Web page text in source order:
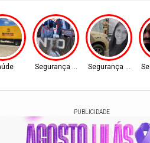
Segurança PúblicaSegurança Pública
PUBLICIDADE